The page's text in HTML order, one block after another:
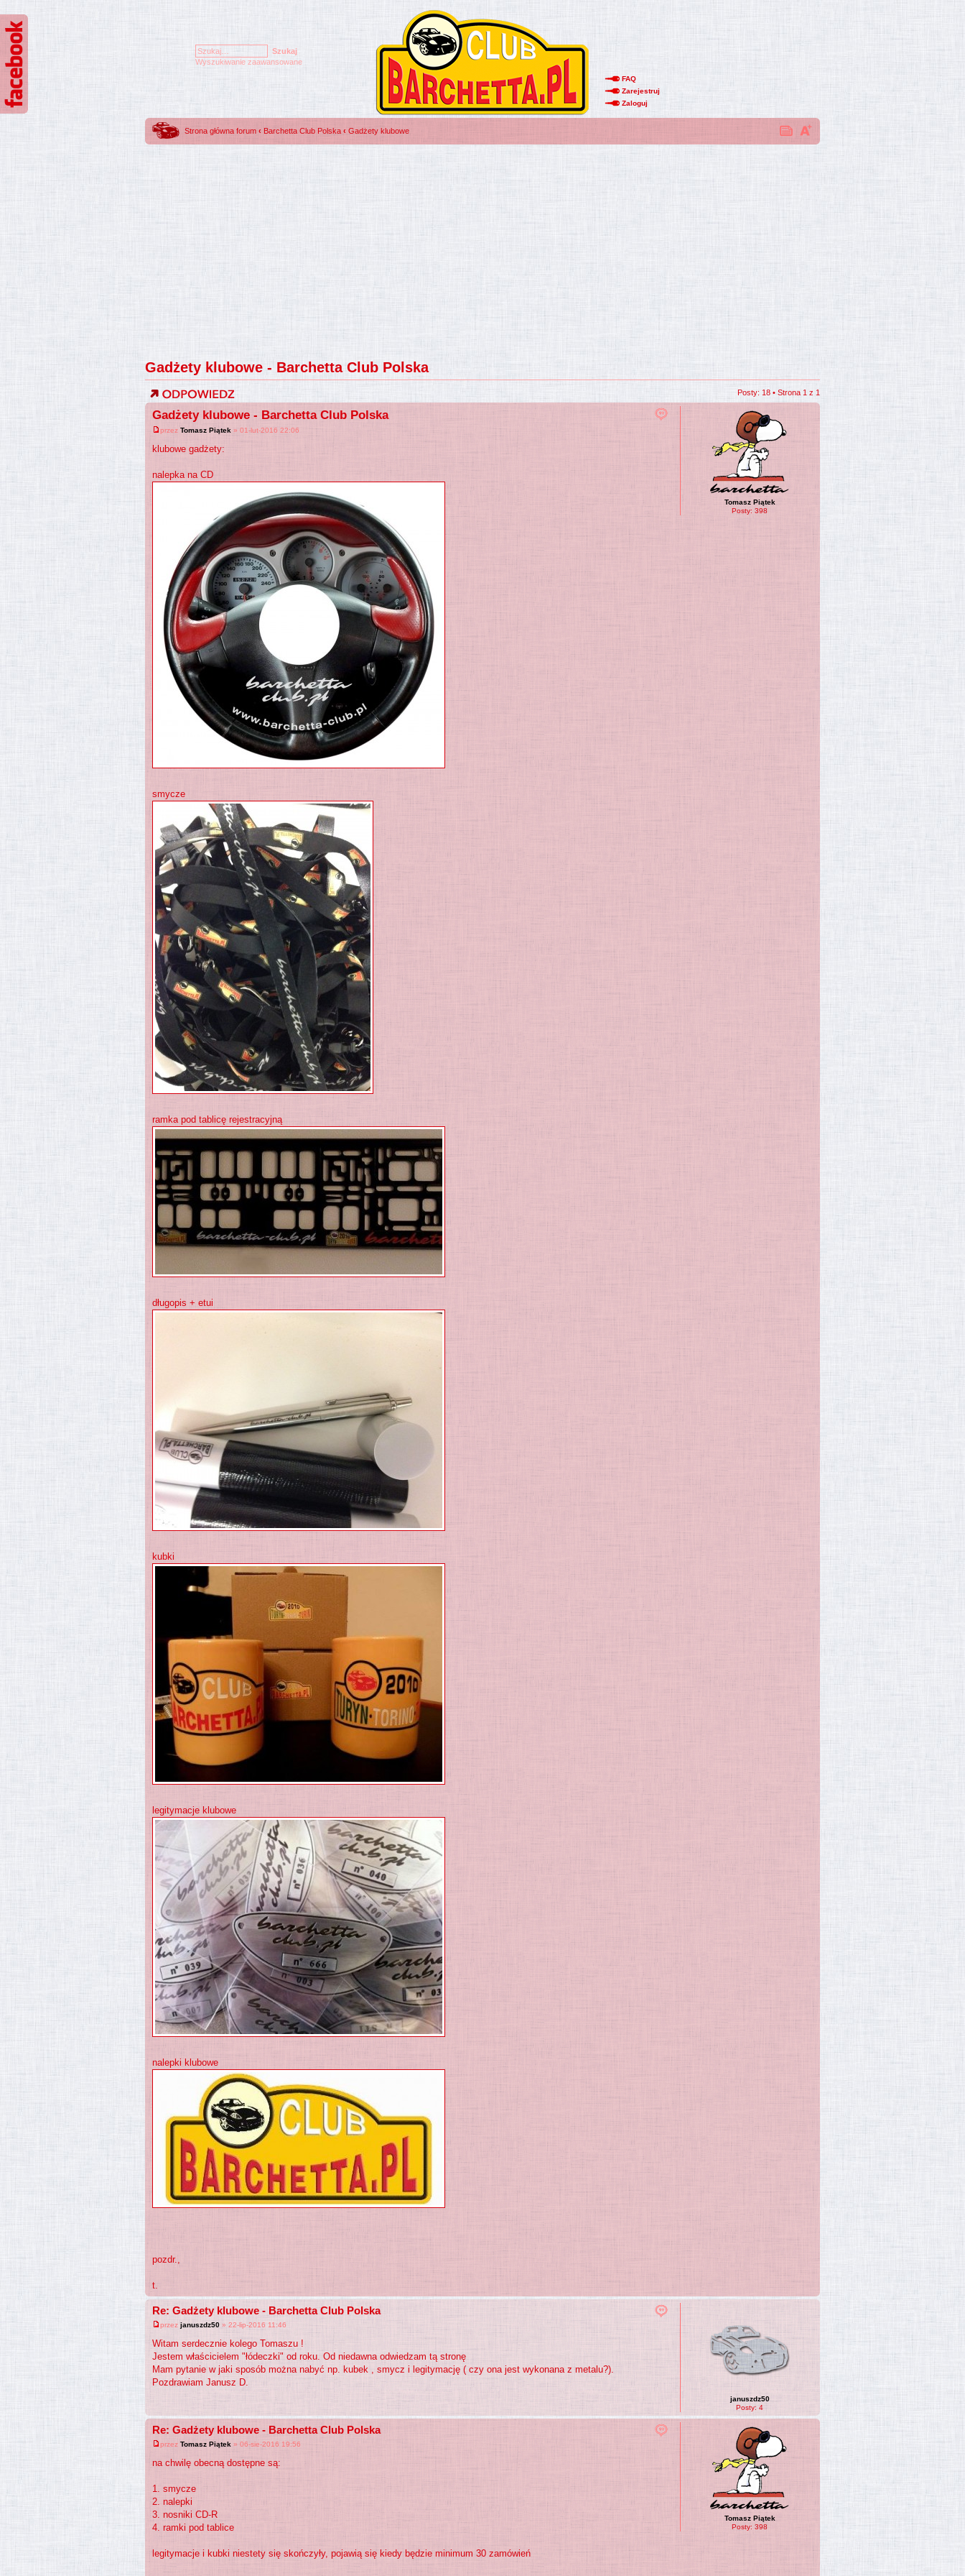
Wyszukiwanie zaawansowane
FAQ
Zarejestruj
Zaloguj
Strona główna forum ‹ Barchetta Club Polska ‹ Gadżety klubowe
Gadżety klubowe - Barchetta Club Polska
Posty: 18 • Strona 1 z 1
Gadżety klubowe - Barchetta Club Polska
przez Tomasz Piątek » 01-lut-2016 22:06
klubowe gadżety:
nalepka na CD
smycze
ramka pod tablicę rejestracyjną
długopis + etui
kubki
legitymacje klubowe
nalepki klubowe
pozdr.,
t.
Tomasz Piątek
Posty: 398
Re: Gadżety klubowe - Barchetta Club Polska
przez januszdz50 » 22-lip-2016 11:46
Witam serdecznie kolego Tomaszu !
Jestem właścicielem "łódeczki" od roku. Od niedawna odwiedzam tą stronę
Mam pytanie w jaki sposób można nabyć np. kubek , smycz i legitymację ( czy ona jest wykonana z metalu?).
Pozdrawiam Janusz D.
januszdz50
Posty: 4
Re: Gadżety klubowe - Barchetta Club Polska
przez Tomasz Piątek » 06-sie-2016 19:56
na chwilę obecną dostępne są:
1. smycze
2. nalepki
3. nosniki CD-R
4. ramki pod tablice
legitymacje i kubki niestety się skończyły, pojawią się kiedy będzie minimum 30 zamówień
Tomasz Piątek
Posty: 398